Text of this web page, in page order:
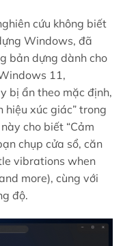
cứu không biết
Windows, đã
bản dựng dành cho
11,
bị ẩn theo mặc định,
hiệu xúc giác” trong
cho biết “Cảm
chụp cửa sổ, căn
vibrations when
more), cùng với
độ.